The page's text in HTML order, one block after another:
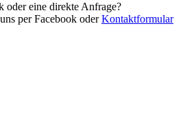
oder eine direkte Anfrage?
per Facebook oderKontaktformular